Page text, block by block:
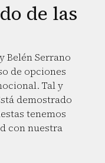
de las
Belén Serrano
de opciones
Tal y
demostrado
tenemos
con nuestra